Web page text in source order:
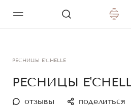
РЕСНИЦЫ E'CHELLE
РЕСНИЦЫ
отзывы поделиться